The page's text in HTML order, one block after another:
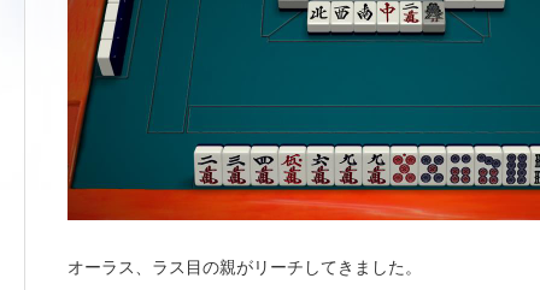
オーラス、ラス目の親がリーチしてきました。